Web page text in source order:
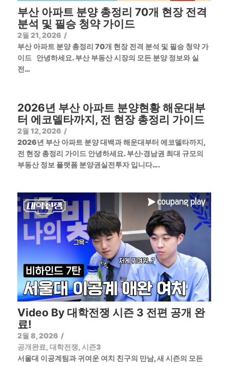
부산 아파트 분양 총정리 70개 현장 전격
분석 및 필승 청약 가이드
2월 21, 2026 /
부산 아파트 분양 총정리 70개 현장 전격 분석 및 필승 청약 가
이드 안녕하세요. 부산 부동산 시장의 모든 분양 정보와 실
전…
2026년 부산 아파트 분양현황 해운대부
터 에코델타까지, 전 현장 총정리 가이드
2월 12, 2026 /
2026년 부산 아파트 분양 대백과 해운대부터 에코델타까지,
전 현장 총정리 가이드 안녕하세요. 부산·경남권 최대 규모의
부동산 정보 플랫폼 분양권실전투자 입니다….
Video By 대학전쟁 시즌 3 전편 공개 완
료!
2월 8, 2026 /
공개완료, 대학전쟁, 시즌3
서울대 이공계팀과 귀여운 여치 친구의 만남, 새 시즌의 모든